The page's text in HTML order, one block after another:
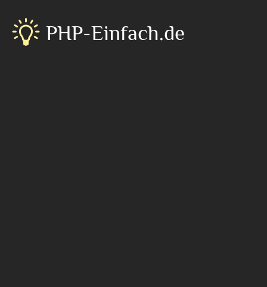
PHP-Einfach.de